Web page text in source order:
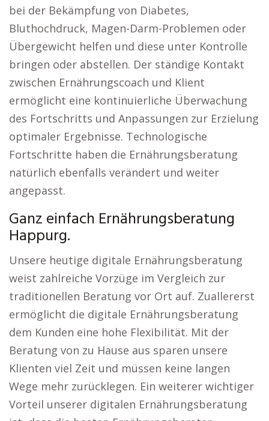
bei der Bekämpfung von Diabetes,
Bluthochdruck, Magen-Darm-Problemen oder
Übergewicht helfen und diese unter Kontrolle
bringen oder abstellen. Der ständige Kontakt
zwischen Ernährungscoach und Klient
ermöglicht eine kontinuierliche Überwachung
des Fortschritts und Anpassungen zur Erzielung
optimaler Ergebnisse. Technologische
Fortschritte haben die Ernährungsberatung
natürlich ebenfalls verändert und weiter
angepasst.
Ganz einfach Ernährungsberatung
Happurg.
Unsere heutige digitale Ernährungsberatung
weist zahlreiche Vorzüge im Vergleich zur
traditionellen Beratung vor Ort auf. Zuallererst
ermöglicht die digitale Ernährungsberatung
dem Kunden eine hohe Flexibilität. Mit der
Beratung von zu Hause aus sparen unsere
Klienten viel Zeit und müssen keine langen
Wege mehr zurücklegen. Ein weiterer wichtiger
Vorteil unserer digitalen Ernährungsberatung